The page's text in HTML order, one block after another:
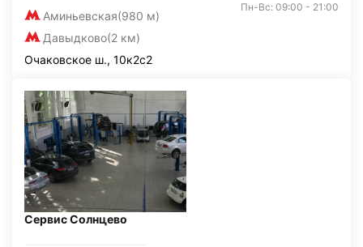
Аминьевская(980 м)
Давыдково(2 км)
Пн-Вс: 09:00 - 21:00
Очаковское ш., 10к2с2
Сервис Солнцево